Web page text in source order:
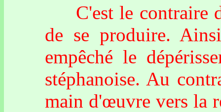
C'est le contraire
de se produire.
empêché le
stéphanoise. Au
main d'œuvre vers la